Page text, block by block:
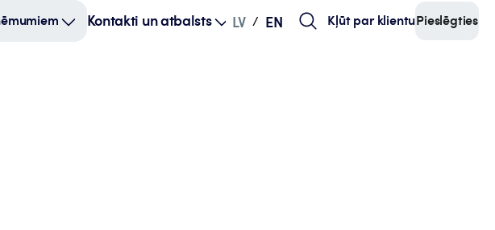
Kontakti un atbalsts LV / EN Kļūt par klientuPieslēgties